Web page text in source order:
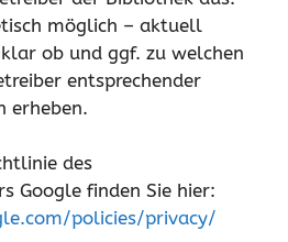
möglich – aktuell
ob und ggf. zu welchen
entsprechender
erheben.
des
Google finden Sie hier:
policies/privacy/